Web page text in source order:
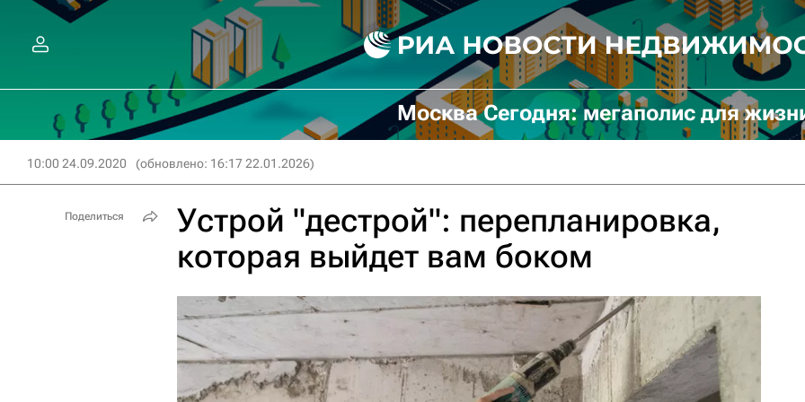
Москва Сегодня: мегаполис для
10:00 24.09.2020 (обновлено: 16:17 22.01.2026)
Устрой "дестрой": перепланировка,
которая выйдет вам боком
Поделиться